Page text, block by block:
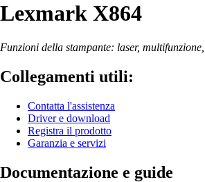
Lexmark X864
Funzioni della stampante: laser,
Collegamenti utili:
Contatta l'assistenza
Driver e download
Registra il prodotto
Garanzia e servizi
Documentazione e guide